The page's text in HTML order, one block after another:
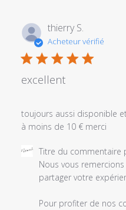
thierry S.
Acheteur vérifié
excellent
toujours aussi disponible
à moins de 10 € merci
Commentaires
propriétaire
magasin
Titre du commentaire
Nous vous
partager votre
Pour profiter de nos